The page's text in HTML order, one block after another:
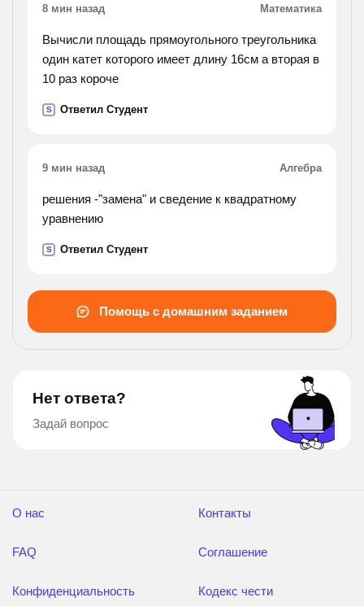
8 мин назад Математика
Вычисли площадь прямоугольного треугольника
один катет которого имеет длину 16см а вторая в
10 раз короче
S Ответил Студент
9 мин назад Алгебра
решения -"замена" и сведение к квадратному
уравнению
S Ответил Студент
Помощь с домашним заданием
Нет ответа?
Задай вопрос
О нас
FAQ
Конфиденциальность
Контакты
Соглашение
Кодекс чести